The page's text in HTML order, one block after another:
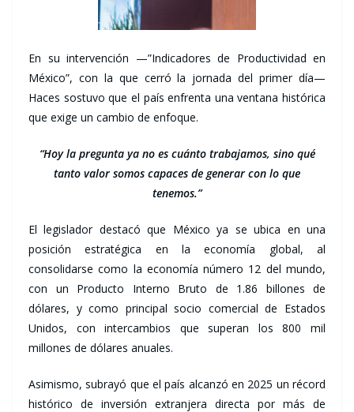
En su intervención —”Indicadores de Productividad en
México”, con la que cerró la jornada del primer día—
Haces sostuvo que el país enfrenta una ventana histórica
que exige un cambio de enfoque.
“Hoy la pregunta ya no es cuánto trabajamos, sino qué
tanto valor somos capaces de generar con lo que
tenemos.”
El legislador destacó que México ya se ubica en una
posición estratégica en la economía global, al
consolidarse como la economía número 12 del mundo,
con un Producto Interno Bruto de 1.86 billones de
dólares, y como principal socio comercial de Estados
Unidos, con intercambios que superan los 800 mil
millones de dólares anuales.
Asimismo, subrayó que el país alcanzó en 2025 un récord
histórico de inversión extranjera directa por más de